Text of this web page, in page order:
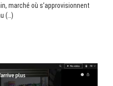
marché où s’approvisionnent
(…)